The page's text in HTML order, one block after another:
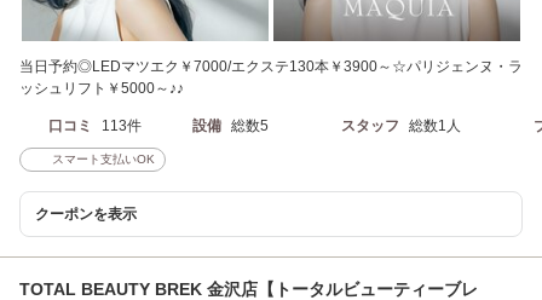
当日予約◎LEDマツエク￥7000/エクステ130本￥3900～☆パリジェンヌ・ラ
ッシュリフト￥5000～♪♪
口コミ 113件 設備 総数5 スタッフ 総数1人
スマート支払いOK
クーポンを表示
TOTAL BEAUTY BREK 金沢店【トータルビューティーブレ